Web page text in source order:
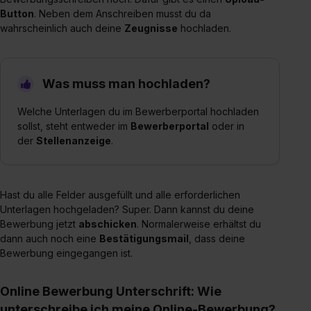
Auswahl über die Checkboxen und klick auf „Auswahl
erlauben“. Die Einwilligung zur Platzierung von Cookies
zur Übermittlung deiner Daten in die USA (Art. 49 Abs. 1
angemessenes Datenschutzniveau (EuGH – Schrems
II). Du kannst die von dir erteilte Einwilligung jederzeit mit
Wirkung für die Zukunft ganz oder teilweise über unsere
einzelnen Cookies findest du durch Klick auf „Details
zeigen“. Weitere Informationen: Datenschutzerklärung
Impressum
Button. Neben dem Anschreiben musst du da
wahrscheinlich auch deine Zeugnisse hochladen.
Was muss man hochladen?
Welche Unterlagen du im Bewerberportal hochladen
sollst, steht entweder im Bewerberportal oder in
der Stellenanzeige.
Hast du alle Felder ausgefüllt und alle erforderlichen
Unterlagen hochgeladen? Super. Dann kannst du deine
Bewerbung jetzt abschicken. Normalerweise erhältst du
dann auch noch eine Bestätigungsmail , dass deine
Bewerbung eingegangen ist.
Online Bewerbung Unterschrift: Wie